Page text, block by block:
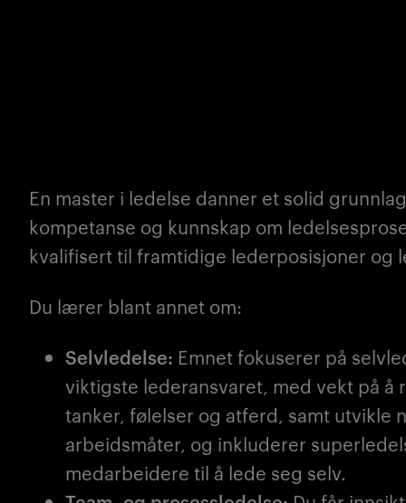
En master i ledelse danner et solid
kompetanse og kunnskap om
kvalifisert til framtidige lederposisjoner og
Du lærer blant annet om:
Selvledelse: Emnet fokuserer på
viktigste lederansvaret, med vekt på å
tanker, følelser og atferd, samt utvikle
arbeidsmåter, og inkluderer
medarbeidere til å lede seg selv.